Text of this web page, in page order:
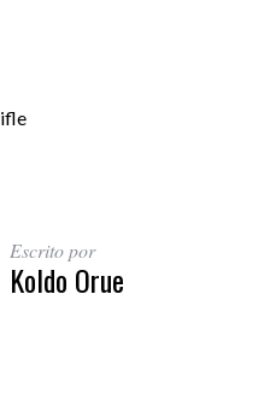
Escrito por
Koldo Orue